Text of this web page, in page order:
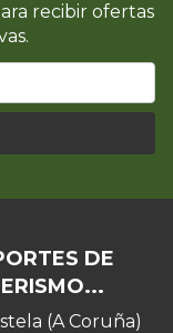
recibir ofertas
DE
(A Coruña)